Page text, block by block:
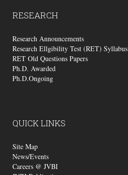
RESEARCH
Research Announcements
Research Ellgibility Test (RET) Syllabus
RET Old Questions Papers
Ph.D. Awarded
Ph.D.Ongoing
QUICK LINKS
Site Map
News/Events
Careers @ JVBI